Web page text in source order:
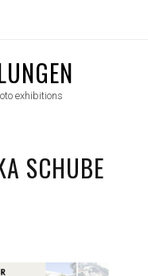
exhibitions
SCHUBE